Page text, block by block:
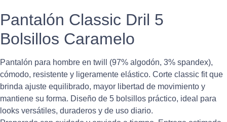
Pantalón Classic Dril 5
Bolsillos Caramelo
Pantalón para hombre en twill (97% algodón, 3% spandex),
cómodo, resistente y ligeramente elástico. Corte classic fit que
brinda ajuste equilibrado, mayor libertad de movimiento y
mantiene su forma. Diseño de 5 bolsillos práctico, ideal para
looks versátiles, duraderos y de uso diario.